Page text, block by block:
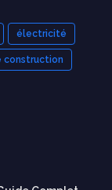
électricité
construction